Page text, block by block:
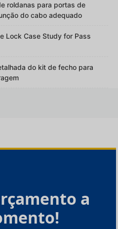
roldanas para portas de
do cabo adequado
Lock Case Study for Pass
do kit de fecho para
a